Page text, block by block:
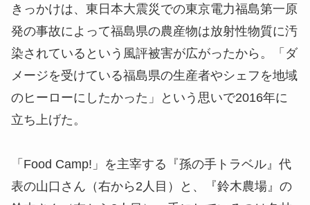
きっかけは、東日本大震災での東京電力福島第一原
発の事故によって福島県の農産物は放射性物質に汚
染されているという風評被害が広がったから。「ダ
メージを受けている福島県の生産者やシェフを地域
のヒーローにしたかった」という思いで2016年に
立ち上げた。
「Food Camp!」を主宰する『孫の手トラベル』代
表の山口さん（右から2人目）と、『鈴木農場』の